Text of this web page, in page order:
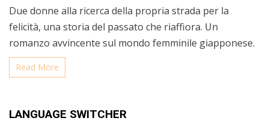
Due donne alla ricerca della propria strada per la
felicità, una storia del passato che riaffiora. Un
romanzo avvincente sul mondo femminile giapponese.
Read More
LANGUAGE SWITCHER